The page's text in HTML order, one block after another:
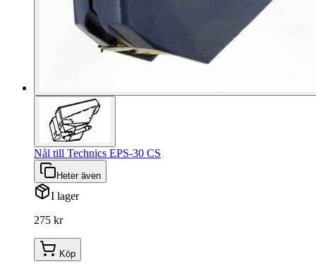
Nål till Technics EPS-30 CS
Heter även
I lager
275 kr
Köp